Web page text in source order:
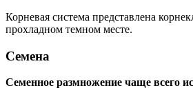
Корневая система представлена
прохладном темном месте.
Семена
Семенное размножение чаще всего